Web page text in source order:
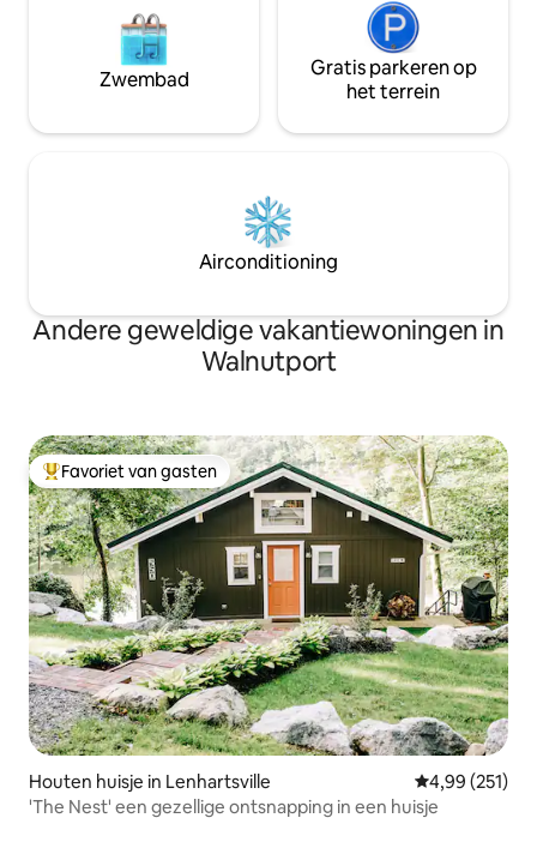
Zwembad
Gratis parkeren op
het terrein
Airconditioning
Andere geweldige vakantiewoningen in
Walnutport
Topfavoriet van gasten
Favoriet van gasten
Houten huisje in Lenhartsville Gemiddelde
4,99 (251)
'The Nest' een gezellige ontsnapping in een huisje